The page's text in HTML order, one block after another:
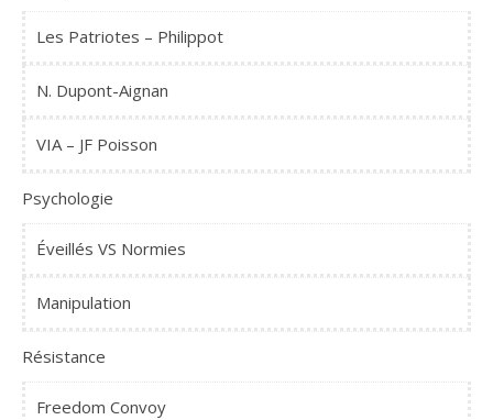
Les Patriotes – Philippot
N. Dupont-Aignan
VIA – JF Poisson
Psychologie
Éveillés VS Normies
Manipulation
Résistance
Freedom Convoy